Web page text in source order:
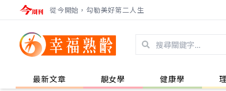
從今開始，勾勒美好第二人生
最新文章 靚女學 健康學